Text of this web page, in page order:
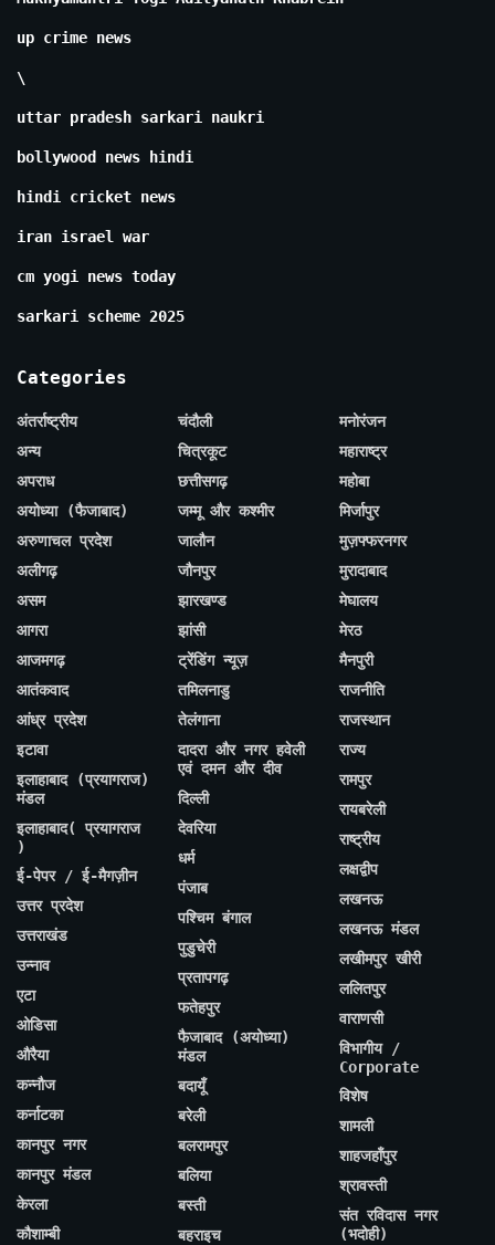
up crime news
\
uttar pradesh sarkari naukri
bollywood news hindi
hindi cricket news
iran israel war
cm yogi news today
sarkari scheme 2025
Categories
अंतर्राष्ट्रीय
अन्य
अपराध
अयोध्या (फैजाबाद)
अरुणाचल प्रदेश
अलीगढ़
असम
आगरा
आजमगढ़
आतंकवाद
आंध्र प्रदेश
इटावा
इलाहाबाद (प्रयागराज)
मंडल
इलाहाबाद( प्रयागराज
)
ई-पेपर / ई-मैगज़ीन
उत्तर प्रदेश
उत्तराखंड
उन्नाव
एटा
ओडिसा
औरैया
कन्नौज
कर्नाटका
कानपुर नगर
कानपुर मंडल
केरला
कौशाम्बी
चंदौली
चित्रकूट
छत्तीसगढ़
जम्मू और कश्मीर
जालौन
जौनपुर
झारखण्ड
झांसी
ट्रेंडिंग न्यूज़
तमिलनाडु
तेलंगाना
दादरा और नगर हवेली
एवं दमन और दीव
दिल्ली
देवरिया
धर्म
पंजाब
पश्चिम बंगाल
पुडुचेरी
प्रतापगढ़
फतेहपुर
फैजाबाद (अयोध्या)
मंडल
बदायूँ
बरेली
बलरामपुर
बलिया
बस्ती
बहराइच
मनोरंजन
महाराष्ट्र
महोबा
मिर्जापुर
मुज़फ्फरनगर
मुरादाबाद
मेघालय
मेरठ
मैनपुरी
राजनीति
राजस्थान
राज्य
रामपुर
रायबरेली
राष्ट्रीय
लक्षद्वीप
लखनऊ
लखनऊ मंडल
लखीमपुर खीरी
ललितपुर
वाराणसी
विभागीय /
Corporate
विशेष
शामली
शाहजहाँपुर
श्रावस्ती
संत रविदास नगर
(भदोही)